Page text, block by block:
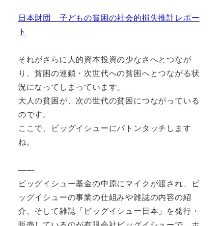
日本財団 子どもの貧困の社会的損失推計レポー
ト
それがさらに人的資本投資の少なさへとつなが
り、貧困の連鎖・次世代への貧困へとつながる状
況になってしまっています。
大人の貧困が、次の世代の貧困につながっている
のです。
ここで、ビッグイシューにバトンタッチします
ね。
――
ビッグイシュー基金の中原にマイクが渡され、ビ
ッグイシューの事業の仕組みや雑誌の内容の紹
介、そして雑誌「ビッグイシュー日本」を発行・